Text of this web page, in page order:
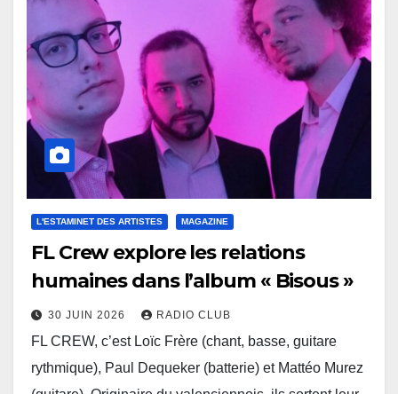
L'ESTAMINET DES ARTISTES MAGAZINE
FL Crew explore les relations
humaines dans l’album « Bisous »
30 JUIN 2026 RADIO CLUB
FL CREW, c’est Loïc Frère (chant, basse, guitare
rythmique), Paul Dequeker (batterie) et Mattéo Murez